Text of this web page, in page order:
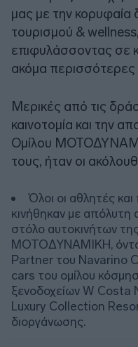
μας με την κορυφαία
τουρισμού &
επιφυλάσσοντας σε
ακόμα περισσότερες
Μερικές από τις
καινοτομία και την
Ομίλου
τους, ήταν οι
Όλοι οι αθλητές
κινήθηκαν με απόλυτη
στόλο αυτοκινήτων
ΜΟΤΟΔΥΝΑΜΙΚΗ,
Partner του Navarino
cars του ομίλου
ξενοδοχείων W Costa
Luxury Collection
διοργάνωσης.